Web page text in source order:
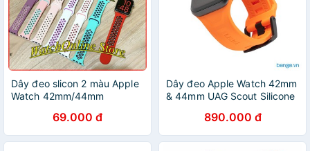
Dây đeo slicon 2 màu Apple
Watch 42mm/44mm
69.000 đ
Dây đeo Apple Watch 42mm
& 44mm UAG Scout Silicone
890.000 đ